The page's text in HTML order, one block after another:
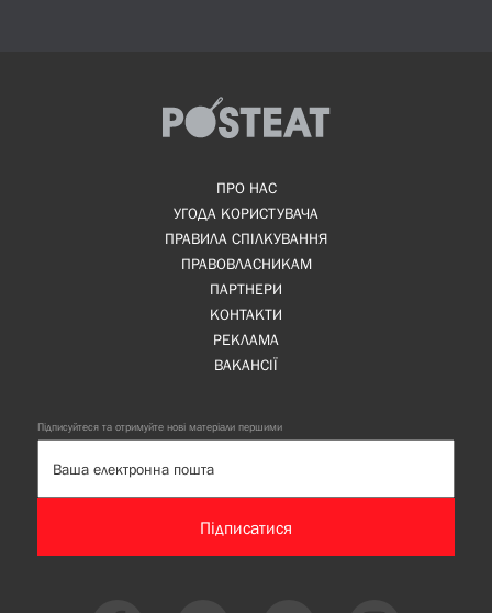
ПРО НАС
УГОДА КОРИСТУВАЧА
ПРАВИЛА СПІЛКУВАННЯ
ПРАВОВЛАСНИКАМ
ПАРТНЕРИ
КОНТАКТИ
РЕКЛАМА
ВАКАНСІЇ
Підписуйтеся та отримуйте нові матеріали першими
Підписатися